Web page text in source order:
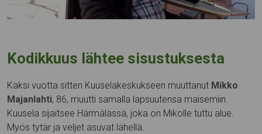
Kodikkuus lähtee sisustuksesta
Kaksi vuotta sitten Kuuselakeskukseen muuttanut Mikko
Majanlahti, 86, muutti samalla lapsuutensa maisemiin.
Kuusela sijaitsee Härmälässä, joka on Mikolle tuttu alue.
Myös tytär ja veljet asuvat lähellä.